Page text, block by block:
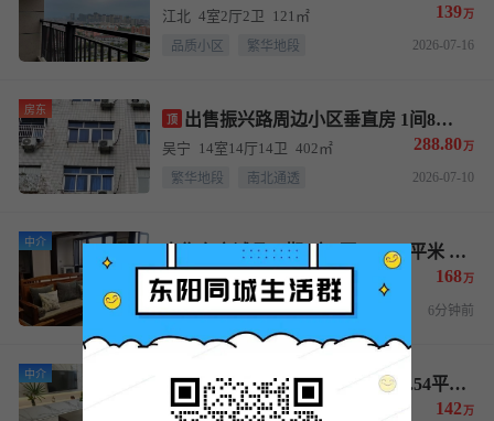
江北 4室2厅2卫 121㎡ 139万
品质小区 繁华地段 2026-07-16
房东
顶 出售振兴路周边小区垂直房 1间8层402平米 售价288.8万
吴宁 14室14厅14卫 402㎡ 288.80万
繁华地段 南北通透 2026-07-10
中介
出售东方诚品一期4室2厅2卫118平米 实际使用面积130平售价168万
吴宁 4室2厅2卫 118㎡ 168万
品质小区 国有划拨 6分钟前
中介
出售东方诚品一期3室2厅2卫126.54平米 售价142万
吴宁 3室2厅2卫 126.54㎡ 142万